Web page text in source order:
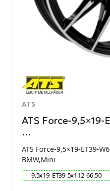
ATS
ATS Force-9,5×19-
…
ATS Force-9,5×19-ET39-
BMW,Mini
9.5x19 ET39 5x112 66.50